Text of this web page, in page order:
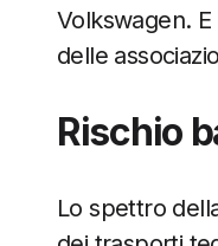
Volkswagen.
delle
Rischio
Lo spettro